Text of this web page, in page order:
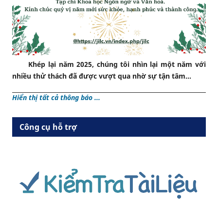
Khép lại năm 2025, chúng tôi nhìn lại một năm với
nhiều thử thách đã được vượt qua nhờ sự tận tâm...
Hiển thị tất cả thông báo ...
Công cụ hỗ trợ